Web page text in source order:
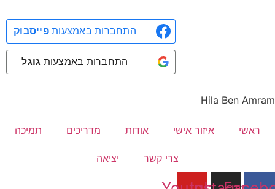
התחברות באמצעותפייסבוק
התחברות באמצעות גוגל
Hila Ben Amram
ראשי איזור אישי אודות מדריכים תמיכה
צרי קשר יציאה